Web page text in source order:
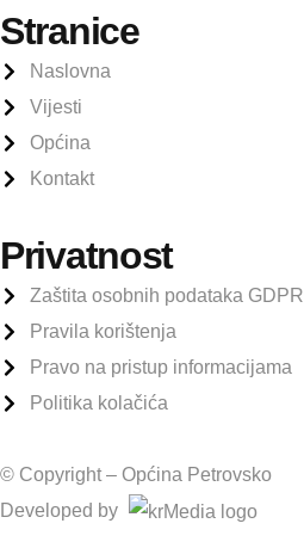
Stranice
Naslovna
Vijesti
Općina
Kontakt
Privatnost
Zaštita osobnih podataka GDPR
Pravila korištenja
Pravo na pristup informacijama
Politika kolačića
© Copyright – Općina Petrovsko
Developed by